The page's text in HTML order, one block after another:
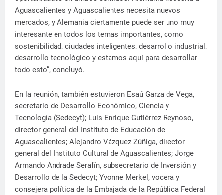
Aguascalientes y Aguascalientes necesita nuevos
mercados, y Alemania ciertamente puede ser uno muy
interesante en todos los temas importantes, como
sostenibilidad, ciudades inteligentes, desarrollo industrial,
desarrollo tecnológico y estamos aquí para desarrollar
todo esto”, concluyó.
En la reunión, también estuvieron Esaú Garza de Vega,
secretario de Desarrollo Económico, Ciencia y
Tecnología (Sedecyt); Luis Enrique Gutiérrez Reynoso,
director general del Instituto de Educación de
Aguascalientes; Alejandro Vázquez Zúñiga, director
general del Instituto Cultural de Aguascalientes; Jorge
Armando Andrade Serafín, subsecretario de Inversión y
Desarrollo de la Sedecyt; Yvonne Merkel, vocera y
consejera política de la Embajada de la República Federal